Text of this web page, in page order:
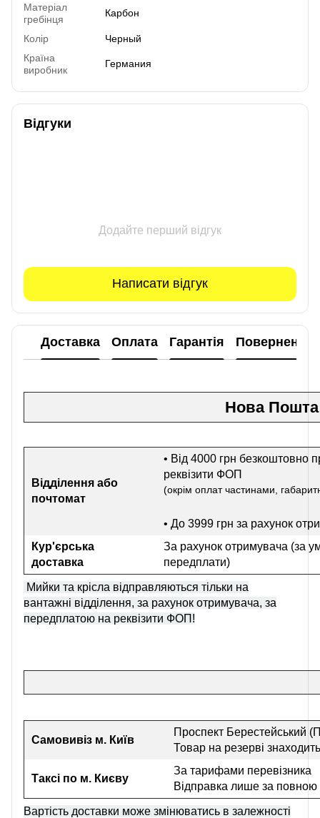
Матеріал
гребінця
Карбон
Колір
Черный
Країна
виробник
Германия
Відгуки
Додайте перший відгук
Написати відгук
Доставка Оплата Гарантія Повернення
Нова Пошта
Відділення або
почтомат
• Від 4000 грн безкоштовно
реквізити ФОП
(окрім оплат частинами,
• До 3999 грн за рахунок
Кур'єрська
доставка
За рахунок отримувача (за
передплати)
Мийки та крісла відправляються тільки на
вантажні відділення, за рахунок отримувача, за
передплатою на реквізити ФОП!
Самовивіз м. Київ
Проспект Берестейський
Товар на резерві
Таксі по м. Києву
За тарифами перевізника
Відправка лише за
Вартість доставки може змінюватись в залежності